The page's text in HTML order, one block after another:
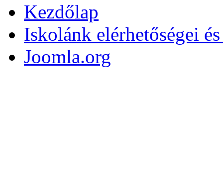
Kezdőlap
Iskolánk elérhetőségei
Joomla.org